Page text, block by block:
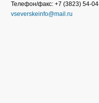
Телефон/факс: +7 (3823) 54-
vseverskeinfo@mail.ru